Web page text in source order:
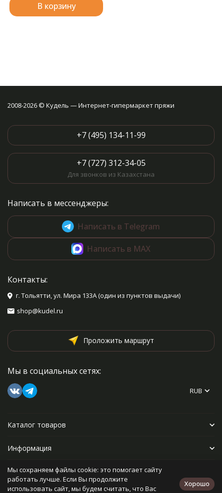
В корзину
2008-2026 © Кудель — Интернет-гипермаркет пряжи
+7 (495) 134-11-99
+7 (727) 312-34-05
Для звонков из Казахстана
Написать в мессенджеры:
Написать в Telegram
Написать в MAX
Контакты:
г. Тольятти, ул. Мира 133А (один из пунктов выдачи)
shop@kudel.ru
Проложить маршрут
Мы в социальных сетях:
RUB
Каталог товаров
Информация
Прочее
Мы сохраняем файлы cookie: это помогает сайту
работать лучше. Если Вы продолжите
использовать сайт, мы будем считать, что Вас
Хорошо